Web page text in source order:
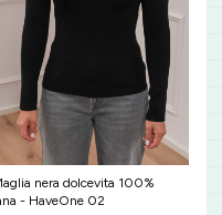
nera dolcevita 100%
- HaveOne 02